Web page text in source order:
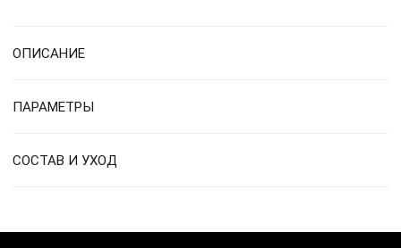
ОПИСАНИЕ
ПАРАМЕТРЫ
СОСТАВ И УХОД